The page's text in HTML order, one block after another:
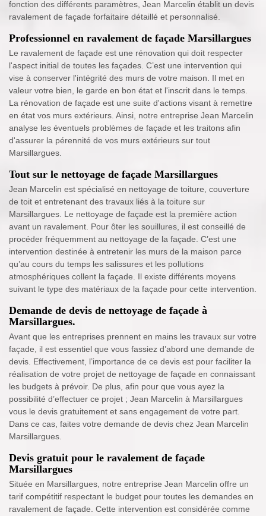
fonction des différents paramètres, Jean Marcelin établit un devis
ravalement de façade forfaitaire détaillé et personnalisé.
Professionnel en ravalement de façade Marsillargues
Le ravalement de façade est une rénovation qui doit respecter
l'aspect initial de toutes les façades. C’est une intervention qui
vise à conserver l'intégrité des murs de votre maison. Il met en
valeur votre bien, le garde en bon état et l'inscrit dans le temps.
La rénovation de façade est une suite d'actions visant à remettre
en état vos murs extérieurs. Ainsi, notre entreprise Jean Marcelin
analyse les éventuels problèmes de façade et les traitons afin
d'assurer la pérennité de vos murs extérieurs sur tout
Marsillargues.
Tout sur le nettoyage de façade Marsillargues
Jean Marcelin est spécialisé en nettoyage de toiture, couverture
de toit et entretenant des travaux liés à la toiture sur
Marsillargues. Le nettoyage de façade est la première action
avant un ravalement. Pour ôter les souillures, il est conseillé de
procéder fréquemment au nettoyage de la façade. C’est une
intervention destinée à entretenir les murs de la maison parce
qu’au cours du temps les salissures et les pollutions
atmosphériques collent la façade. Il existe différents moyens
suivant le type des matériaux de la façade pour cette intervention.
Demande de devis de nettoyage de façade à
Marsillargues.
Avant que les entreprises prennent en mains les travaux sur votre
façade, il est essentiel que vous fassiez d’abord une demande de
devis. Effectivement, l’importance de ce devis est pour faciliter la
réalisation de votre projet de nettoyage de façade en connaissant
les budgets à prévoir. De plus, afin pour que vous ayez la
possibilité d’effectuer ce projet ; Jean Marcelin à Marsillargues
vous le devis gratuitement et sans engagement de votre part.
Dans ce cas, faites votre demande de devis chez Jean Marcelin
Marsillargues.
Devis gratuit pour le ravalement de façade
Marsillargues
Située en Marsillargues, notre entreprise Jean Marcelin offre un
tarif compétitif respectant le budget pour toutes les demandes en
ravalement de façade. Cette intervention est considérée comme